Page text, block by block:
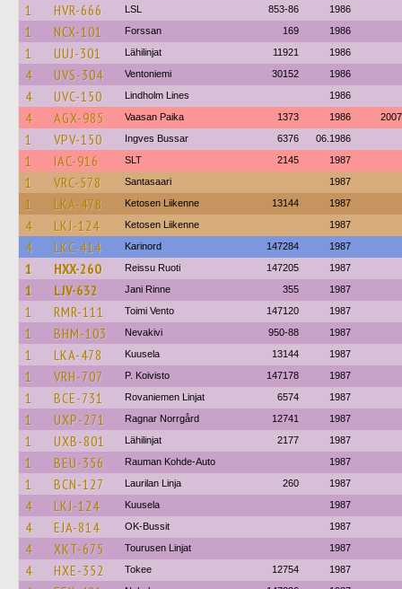
1 HVR-666 LSL 853-86 1986
1 NCX-101 Forssan 169 1986
1 UUJ-301 Lähilinjat 11921 1986
4 UVS-304 Ventoniemi 30152 1986
4 UVC-150 Lindholm Lines 1986
4 AGX-985 Vaasan Paika 1373 1986 2007
1 VPV-150 Ingves Bussar 6376 06.1986
1 IAC-916 SLT 2145 1987
1 VRC-578 Santasaari 1987
1 LKA-478 Ketosen Liikenne 13144 1987
4 LKJ-124 Ketosen Liikenne 1987
4 LKC-414 Karinord 147284 1987
1 HXX-260 Reissu Ruoti 147205 1987
1 LJV-632 Jani Rinne 355 1987
1 RMR-111 Toimi Vento 147120 1987
1 BHM-103 Nevakivi 950-88 1987
1 LKA-478 Kuusela 13144 1987
1 VRH-707 P. Koivisto 147178 1987
1 BCE-731 Rovaniemen Linjat 6574 1987
1 UXP-271 Ragnar Norrgård 12741 1987
1 UXB-801 Lähilinjat 2177 1987
1 BEU-356 Rauman Kohde-Auto 1987
1 BCN-127 Laurilan Linja 260 1987
4 LKJ-124 Kuusela 1987
4 EJA-814 OK-Bussit 1987
4 XKT-675 Tourusen Linjat 1987
4 HXE-352 Tokee 12754 1987